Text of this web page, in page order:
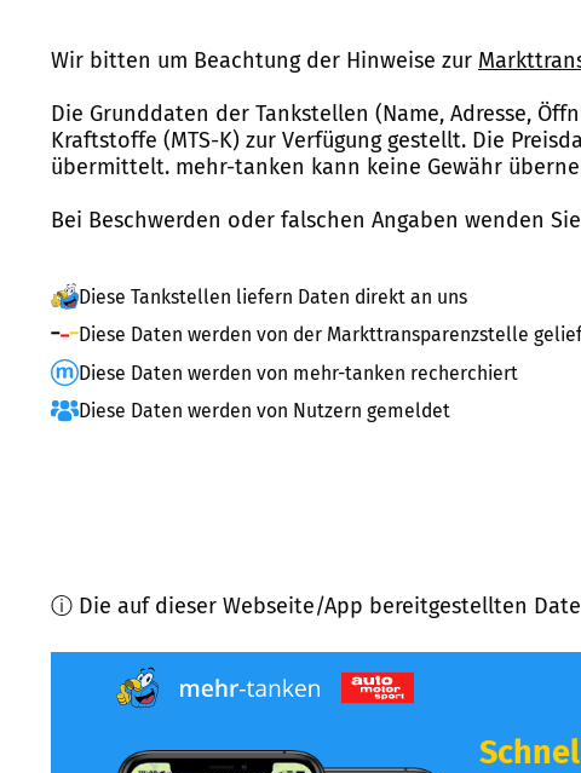
Wir bitten um Beachtung der Hinweise zur
Die Grunddaten der Tankstellen (Name, Adresse,
Kraftstoffe (MTS-K) zur Verfügung gestellt. Die
übermittelt. mehr-tanken kann keine Gewähr
Bei Beschwerden oder falschen Angaben wenden
Diese Tankstellen liefern Daten direkt an uns
Diese Daten werden von der Markttransparenzstelle
Diese Daten werden von mehr-tanken recherchiert
Diese Daten werden von Nutzern gemeldet
ⓘ Die auf dieser Webseite/App bereitgestellten